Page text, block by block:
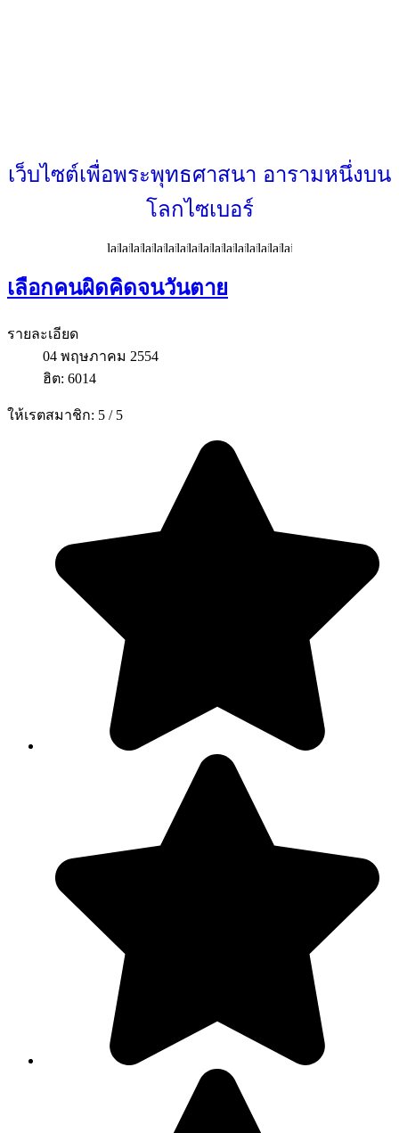
เว็บไซต์เพื่อพระพุทธศาสนา อารามหนึ่งบน
โลกไซเบอร์
เลือกคนผิดคิดจนวันตาย
รายละเอียด
04 พฤษภาคม 2554
ฮิต: 6014
ให้เรตสมาชิก: 5 / 5